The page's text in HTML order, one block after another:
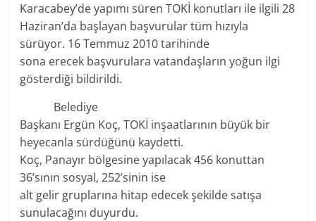
Karacabey’de yapımı süren TOKİ konutları ile ilgili 28
Haziran’da başlayan başvurular tüm hızıyla
sürüyor. 16 Temmuz 2010 tarihinde
sona erecek başvurulara vatandaşların yoğun ilgi
gösterdiği bildirildi.
Belediye
Başkanı Ergün Koç, TOKİ inşaatlarının büyük bir
heyecanla sürdüğünü kaydetti.
Koç, Panayır bölgesine yapılacak 456 konuttan
36’sının sosyal, 252’sinin ise
alt gelir gruplarına hitap edecek şekilde satışa
sunulacağını duyurdu.